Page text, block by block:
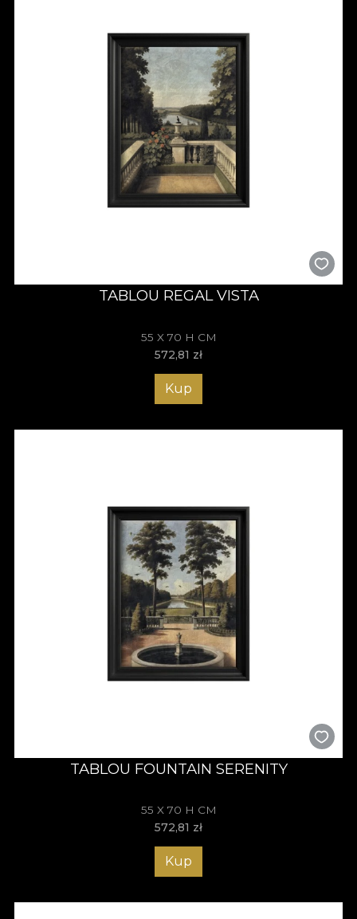
TABLOU REGAL VISTA
55 X 70 H CM
572,81 zł
Kup
TABLOU FOUNTAIN SERENITY
55 X 70 H CM
572,81 zł
Kup